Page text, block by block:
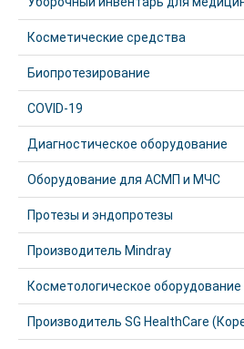
Косметические средства
Биопротезирование
COVID-19
Диагностическое оборудование
Оборудование для АСМП и МЧС
Протезы и эндопротезы
Производитель Mindray
Косметологическое оборудование
Производитель SG HealthCare